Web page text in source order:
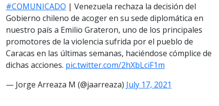
#COMUNICADO | Venezuela rechaza la decisión del
Gobierno chileno de acoger en su sede diplomática en
nuestro país a Emilio Grateron, uno de los principales
promotores de la violencia sufrida por el pueblo de
Caracas en las últimas semanas, haciéndose cómplice de
dichas acciones. pic.twitter.com/2hXbLciF1m
— Jorge Arreaza M (@jaarreaza) July 17, 2021